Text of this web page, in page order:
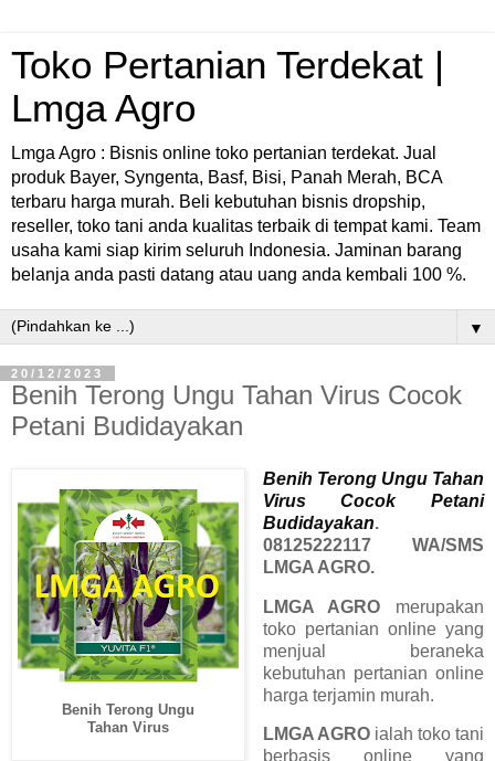
Toko Pertanian Terdekat |
Lmga Agro
Lmga Agro : Bisnis online toko pertanian terdekat. Jual
produk Bayer, Syngenta, Basf, Bisi, Panah Merah, BCA
terbaru harga murah. Beli kebutuhan bisnis dropship,
reseller, toko tani anda kualitas terbaik di tempat kami. Team
usaha kami siap kirim seluruh Indonesia. Jaminan barang
belanja anda pasti datang atau uang anda kembali 100 %.
▼
20/12/2023
Benih Terong Ungu Tahan Virus Cocok
Petani Budidayakan
Benih Terong Ungu
Tahan Virus
Benih Terong Ungu Tahan
Virus Cocok Petani
Budidayakan.
08125222117 WA/SMS
LMGA AGRO.
LMGA AGRO merupakan
toko pertanian online yang
menjual beraneka
kebutuhan pertanian online
harga terjamin murah.
LMGA AGROialah toko tani
berbasis online yang